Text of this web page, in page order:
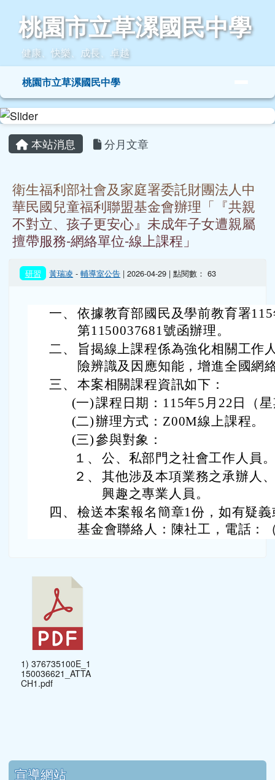
桃園市立草漯國民中學
桃園市立草漯國民中學
健康、快樂、成長、卓越
導覽列桃園市立草漯國民中學
主內容區域
本站消息 分月文章
衛生福利部社會及家庭署委託財團法人中
華民國兒童福利聯盟基金會辦理「『共親
不對立、孩子更安心』未成年子女遭親屬
擅帶服務-網絡單位-線上課程」
研習 黃瑞凌-輔導室公告| 2026-04-29 | 點閱數： 63
一、 依據教育部國民及學前教育署
第1150037681號函辦理。
二、
旨揭線上課程係為強化相關工作
險辨識及因應知能，增進全國網
三、 本案相關課程資訊如下：
(一)課程日期：115年5月22日（
(二)辦理方式：Z00M線上課程。
(三)參與對象：
１、 公、私部門之社會工作人員
２、 其他涉及本項業務之承辦人
興趣之專業人員。
四、 檢送本案報名簡章1份，如有疑
基金會聯絡人：陳社工，電話：
1) 376735100E_1
150036621_ATTA
CH1.pdf
下中區域內容
宣導網站
頁尾區域